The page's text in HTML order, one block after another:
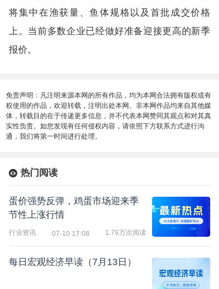
将集中在渔获量、鱼体规格以及首批成交价格
上。当前多数企业已经做好准备迎接更高的新季
报价。
免责声明：凡注明来源本网的所有作品，均为本网合法拥有版权或有
权使用的作品，欢迎转载，注明出处本网。非本网作品均来自其他媒
体，转载目的在于传递更多信息，并不代表本网赞同其观点和对其真
实性负责。如您发现有任何侵权内容，请依照下方联系方式进行沟
通，我们将第一时间进行处理。
热门阅读
蛋价强势反弹，鸡蛋市场迎来季
节性上涨行情
行业资讯 07-10 17:08 1.76万次阅读
每日宏观经济早读（7月13日）